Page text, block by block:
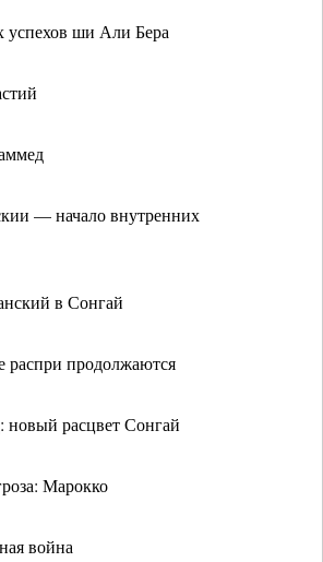
успехов ши Али Бера
— начало внутренних
в Сонгай
распри продолжаются
новый расцвет Сонгай
Марокко
война